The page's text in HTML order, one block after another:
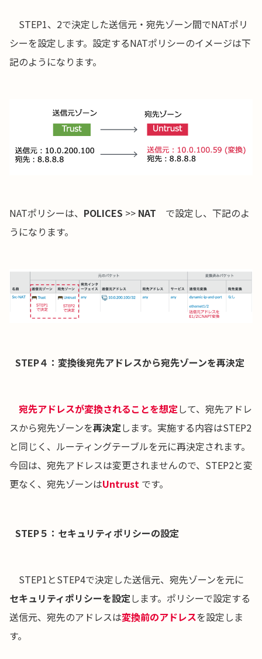
STEP1、2で決定した送信元・宛先ゾーン間でNATポリ
シーを設定します。設定するNATポリシーのイメージは下
記のようになります。
NATポリシーは、 POLICES >> NAT で設定し、下記のよ
うになります。
STEP４：変換後宛先アドレスから宛先ゾーンを再決定
宛先アドレスが変換されることを想定して、宛先アドレ
スから宛先ゾーンを再決定します。実施する内容はSTEP2
と同じく、ルーティングテーブルを元に再決定されます。
今回は、宛先アドレスは変更されませんので、STEP2と変
更なく、宛先ゾーンはUntrust です。
STEP５：セキュリティポリシーの設定
STEP1とSTEP4で決定した送信元、宛先ゾーンを元に
セキュリティポリシーを設定します。ポリシーで設定する
送信元、宛先のアドレスは変換前のアドレスを設定しま
す。